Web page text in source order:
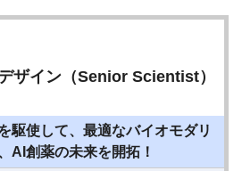
ザイン（Senior Scientist）
駆使して、最適なバイオモダリ
AI創薬の未来を開拓！